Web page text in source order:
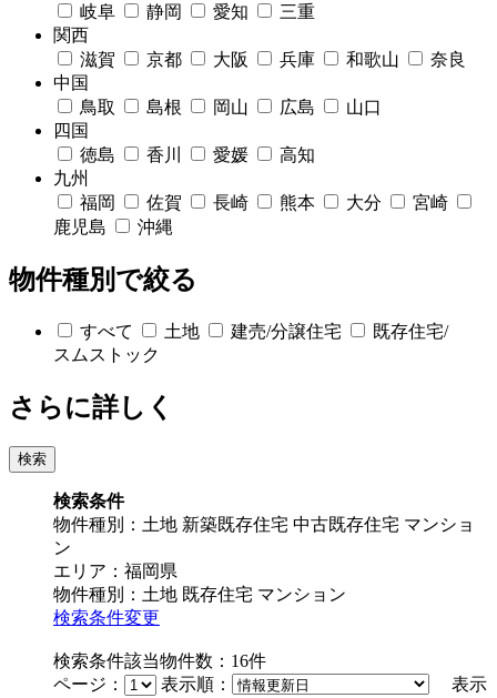
岐阜
静岡 愛知
三重
関西
滋賀
京都 大阪 兵庫 和歌山
奈良
中国
鳥取
島根 岡山 広島
山口
四国
徳島
香川 愛媛
高知
九州
福岡
佐賀 長崎 熊本 大分
宮崎
鹿児島
沖縄
物件種別で絞る
すべて 土地 建売/分譲住宅
既存住宅/
スムストック
さらに詳しく
検索条件
物件種別：土地 新築既存住宅 中古既存住宅 マンショ
ン
エリア：福岡県
物件種別：土地 既存住宅 マンション
検索条件変更
検索条件該当物件数： 16件
ページ：
表示順：
表示